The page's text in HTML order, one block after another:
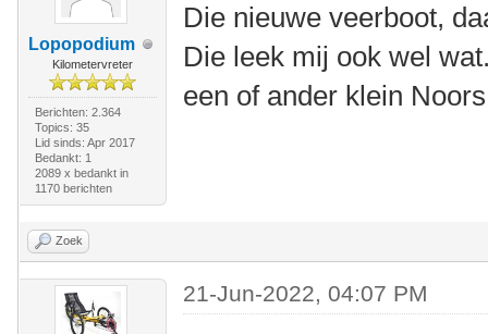
Lopopodium
Kilometervreter
Berichten: 2.364
Topics: 35
Lid sinds: Apr 2017
Bedankt: 1
2089 x bedankt in
1170 berichten
Die nieuwe veerboot,
Die leek mij ook wel
een of ander klein
Zoek
21-Jun-2022, 04:07 PM